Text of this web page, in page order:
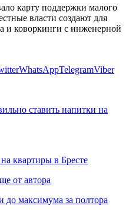
карту поддержки малого
власти создают для
и коворкинги с инженерной
WhatsAppTelegramViber
ставить напитки на
квартиры в Бресте
от автора
до максимума за полтора